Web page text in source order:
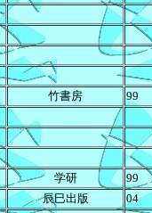
竹書房
99
学研
99
辰巳出版 04